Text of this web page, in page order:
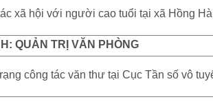
xã hội với người cao tuổi tại xã Hồng
QUẢN TRỊ VĂN PHÒNG
công tác văn thư tại Cục Tần số vô